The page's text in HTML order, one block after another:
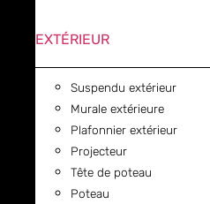
EXTÉRIEUR
Suspendu extérieur
Murale extérieure
Plafonnier extérieur
Projecteur
Tête de poteau
Poteau